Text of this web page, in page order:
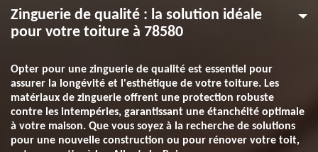
Zinguerie de qualité : la solution idéale
pour votre toiture à 78580
Opter pour une zinguerie de qualité est essentiel pour
assurer la longévité et l'esthétique de votre toiture. Les
matériaux de zinguerie offrent une protection robuste
contre les intempéries, garantissant une étanchéité optimale
à votre maison. Que vous soyez à la recherche de solutions
pour une nouvelle construction ou pour rénover votre toit,